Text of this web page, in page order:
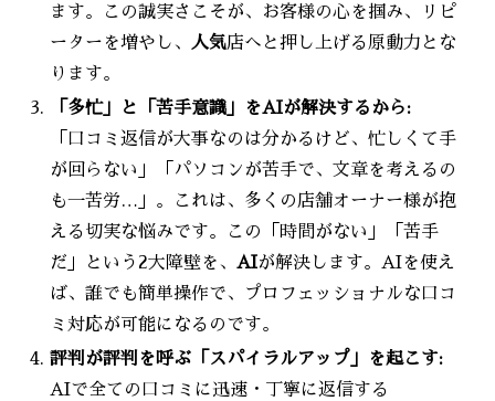
ます。この誠実さこそが、お客様の心を掴み、リピ
ーターを増やし、
人気店へと押し上げる原動力とな
ります。
「多忙」と「苦手意識」をAIが解決するから:
「口コミ返信が大事なのは分かるけど、忙しくて手
が回らない」「パソコンが苦手で、文章を考えるの
も一苦労…」。これは、多くの店舗オーナー様が抱
える切実な悩みです。この「時間がない」「苦手
だ」という2大障壁を、AIが解決します。AIを使え
ば、誰でも簡単操作で、プロフェッショナルな口コ
ミ対応が可能になるのです。
評判が評判を呼ぶ「スパイラルアップ」を起こす:
AIで全ての口コミに迅速・丁寧に返信する